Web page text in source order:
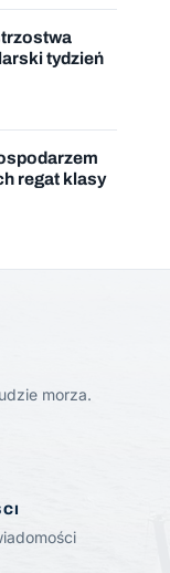
tydzień
regat klasy
morza.